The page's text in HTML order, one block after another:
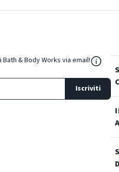
& Body Works via email!
Iscriviti